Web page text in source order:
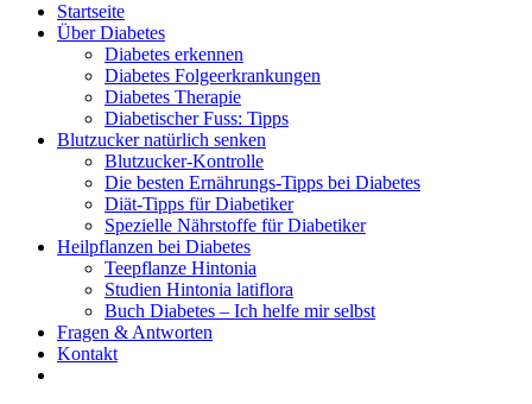
Startseite
Über Diabetes
Diabetes erkennen
Diabetes Folgeerkrankungen
Diabetes Therapie
Diabetischer Fuss: Tipps
Blutzucker natürlich senken
Blutzucker-Kontrolle
Die besten Ernährungs-Tipps bei Diabetes
Diät-Tipps für Diabetiker
Spezielle Nährstoffe für Diabetiker
Heilpflanzen bei Diabetes
Teepflanze Hintonia
Studien Hintonia latiflora
Buch Diabetes – Ich helfe mir selbst
Fragen & Antworten
Kontakt